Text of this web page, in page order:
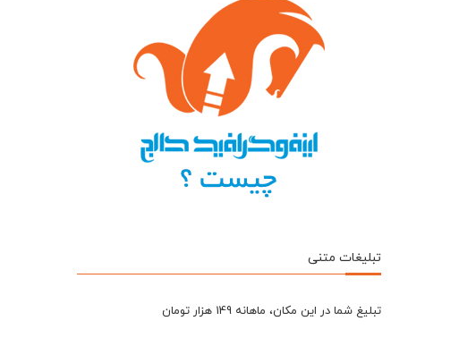
تبلیغات متنی
تبلیغ شما در این مکان، ماهانه 149 هزار تومان